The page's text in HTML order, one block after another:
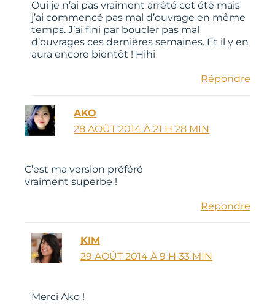
Oui je n’ai pas vraiment arrêté cet été mais
j’ai commencé pas mal d’ouvrage en même
temps. J’ai fini par boucler pas mal
d’ouvrages ces dernières semaines. Et il y en
aura encore bientôt ! Hihi
Répondre
AKO
28 AOÛT 2014 À 21 H 28 MIN
C’est ma version préféré
vraiment superbe !
Répondre
KIM
29 AOÛT 2014 À 9 H 33 MIN
Merci Ako !